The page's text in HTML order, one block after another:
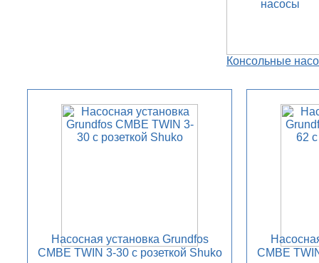
Консольные
Насосная установка Grundfos
CMBE TWIN 3-30 с розеткой Shuko
CMBE